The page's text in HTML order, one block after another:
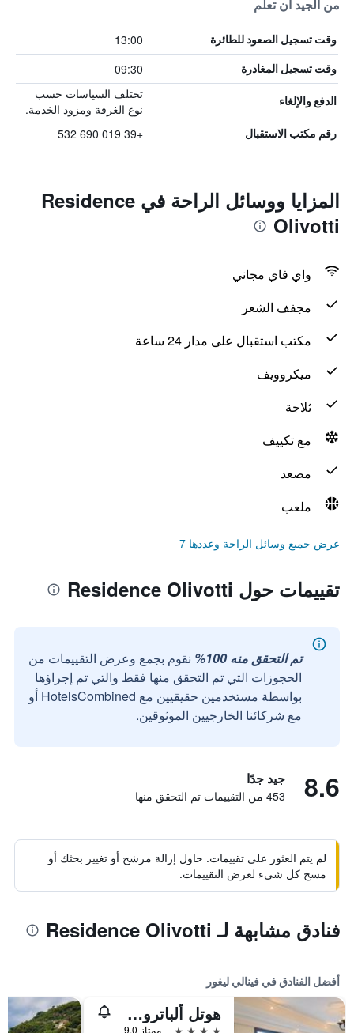
من الجيد أن تعلم
وقت تسجيل الصعود للطائرة 13:00
وقت تسجيل المغادرة 09:30
الدفع والإلغاء
تختلف السياسات حسب
نوع الغرفة ومزود الخدمة.
رقم مكتب الاستقبال +39 019 690 532
المزايا ووسائل الراحة في Residence
Olivotti
واي فاي مجاني
مجفف الشعر
مكتب استقبال على مدار 24 ساعة
ميكروويف
ثلاجة
مع تكييف
مصعد
ملعب
عرض جميع وسائل الراحة وعددها 7
تقييمات حول Residence Olivotti
تم التحقق منه 100%
نقوم بجمع وعرض التقييمات من
الحجوزات التي تم التحقق منها فقط والتي تم إجراؤها
بواسطة مستخدمين حقيقيين مع HotelsCombined أو
مع شركائنا الخارجيين الموثوقين.
8.6 جيد جدًا
453 من التقييمات تم التحقق منها
لم يتم العثور على تقييمات. حاول إزالة مرشح أو تغيير بحثك أو
مسح كل شيء لعرض التقييمات.
فنادق مشابهة لـ Residence Olivotti
أفضل الفنادق في فينالي ليغور
هوتل ألباتروس فاريجوتي
4 نجوم ممتاز 9.0